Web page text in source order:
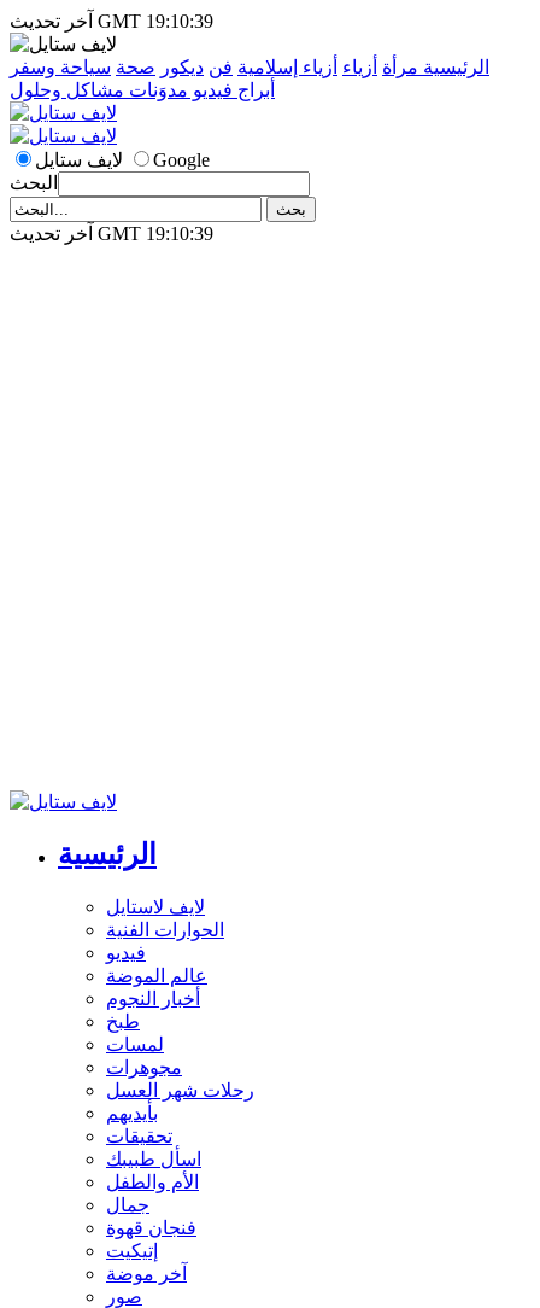
آخر تحديث GMT 19:10:39
الرئيسية مرأة أزياء أزياء إسلامية فن ديكور صحة سياحة وسفر
أبراج فيديو مدوَنات مشاكل وحلول
لايف ستايل
Google
البحث
آخر تحديث GMT 19:10:39
الرئيسية
لايف لاستايل
الحوارات الفنية
فيديو
عالم الموضة
أخبار النجوم
طبخ
لمسات
مجوهرات
رحلات شهر العسل
بأيديهم
تحقيقات
اسأل طبيبك
الأم والطفل
جمال
فنجان قهوة
إتيكيت
آخر موضة
صور